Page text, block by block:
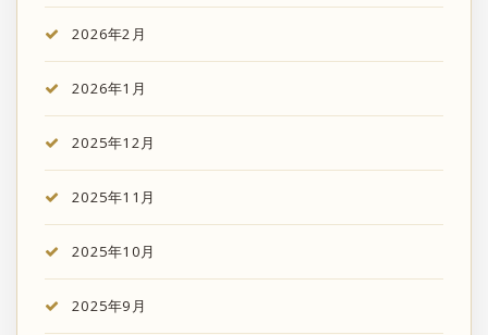
2026年2月
2026年1月
2025年12月
2025年11月
2025年10月
2025年9月